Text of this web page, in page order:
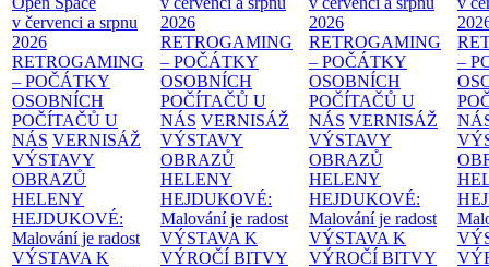
v červenci a srpnu
2026
RETROGAMING
– POČÁTKY
OSOBNÍCH
POČÍTAČŮ U
NÁS VERNISÁŽ
VÝSTAVY
OBRAZŮ
HELENY
HEJDUKOVÉ:
Malování je radost
VÝSTAVA K
2026
RETROGAMING
– POČÁTKY
OSOBNÍCH
POČÍTAČŮ U
NÁS VERNISÁŽ
VÝSTAVY
OBRAZŮ
HELENY
HEJDUKOVÉ:
Malování je radost
VÝSTAVA K
VÝROČÍ BITVY
2026
RETROGAMING
– POČÁTKY
OSOBNÍCH
POČÍTAČŮ U
NÁS VERNISÁŽ
VÝSTAVY
OBRAZŮ
HELENY
HEJDUKOVÉ:
Malování je radost
VÝSTAVA K
VÝROČÍ BITVY
–